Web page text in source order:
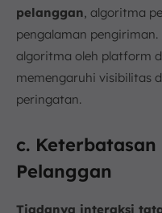
pelanggan, algoritma
pengalaman
algoritma oleh platform
memengaruhi visibilitas
peringatan.
c.
Pelanggan
Tiadanya interaksi